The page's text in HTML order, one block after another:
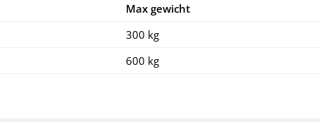
Max gewicht
300 kg
600 kg